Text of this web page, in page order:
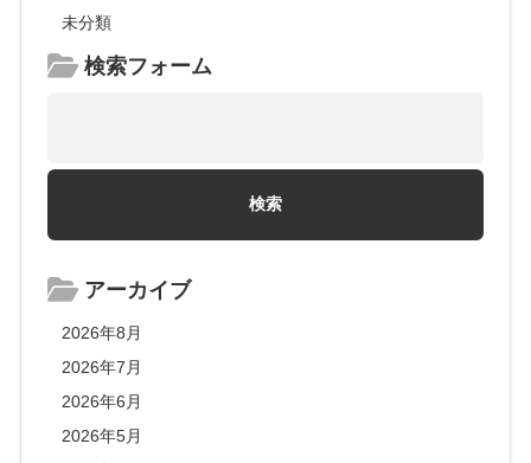
未分類
検索フォーム
アーカイブ
2026年8月
2026年7月
2026年6月
2026年5月